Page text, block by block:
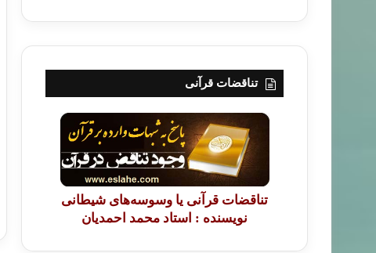
تناقضات قرآنی
تناقضات قرآنی یا وسوسه‌های شیطانی
نویسنده : استاد محمد احمدیان